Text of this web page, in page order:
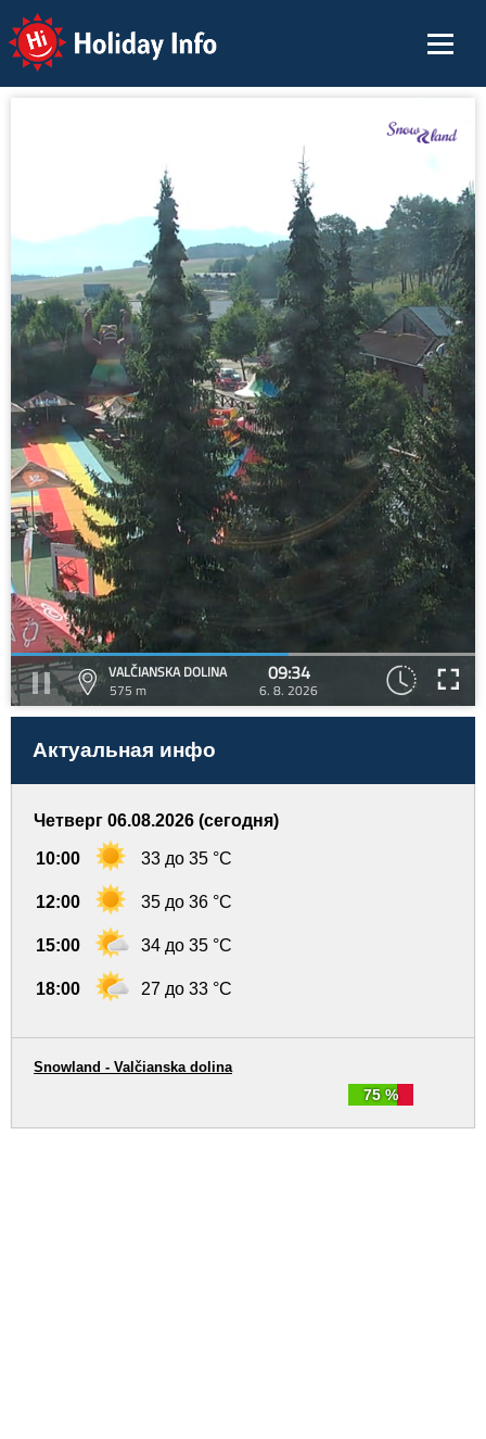
Holiday Info
VALČIANSKA DOLINA
575 m
09:34
6. 8. 2026
Актуальная инфо
Четверг 06.08.2026 (сегодня)
10:00 33 до 35 °C
12:00 35 до 36 °C
15:00 34 до 35 °C
18:00 27 до 33 °C
75 %
Snowland - Valčianska dolina